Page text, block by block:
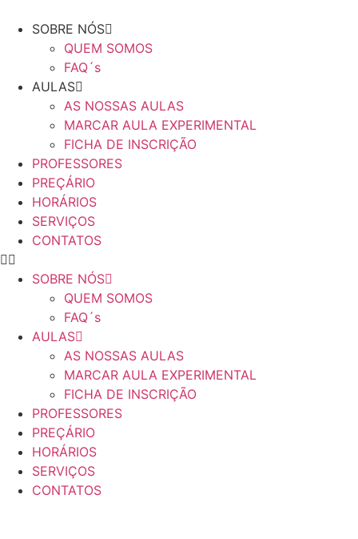
SOBRE NÓS
QUEM SOMOS
FAQ´s
AULAS
AS NOSSAS AULAS
MARCAR AULA EXPERIMENTAL
FICHA DE INSCRIÇÃO
PROFESSORES
PREÇÁRIO
HORÁRIOS
SERVIÇOS
CONTATOS
SOBRE NÓS
QUEM SOMOS
FAQ´s
AULAS
AS NOSSAS AULAS
MARCAR AULA EXPERIMENTAL
FICHA DE INSCRIÇÃO
PROFESSORES
PREÇÁRIO
HORÁRIOS
SERVIÇOS
CONTATOS